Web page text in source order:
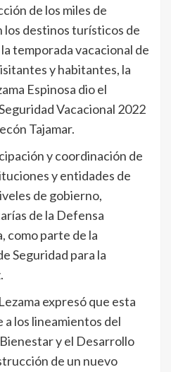
de los miles de
destinos turísticos de
temporada vacacional de
y habitantes, la
Espinosa dio el
Vacacional 2022
Tajamar.
y coordinación de
y entidades de
de gobierno,
de la Defensa
como parte de la
Seguridad para la
expresó que esta
los lineamientos del
y el Desarrollo
de un nuevo